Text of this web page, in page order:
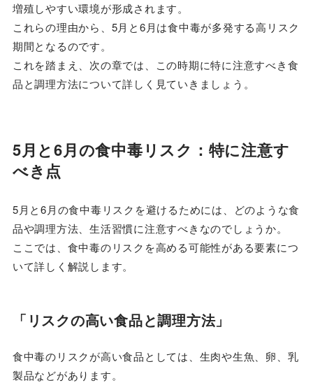
増殖しやすい環境が形成されます。
これらの理由から、5月と6月は食中毒が多発する高リスク
期間となるのです。
これを踏まえ、次の章では、この時期に特に注意すべき食
品と調理方法について詳しく見ていきましょう。
5月と6月の食中毒リスク：特に注意す
べき点
5月と6月の食中毒リスクを避けるためには、どのような食
品や調理方法、生活習慣に注意すべきなのでしょうか。
ここでは、食中毒のリスクを高める可能性がある要素につ
いて詳しく解説します。
「リスクの高い食品と調理方法」
食中毒のリスクが高い食品としては、生肉や生魚、卵、乳
製品などがあります。